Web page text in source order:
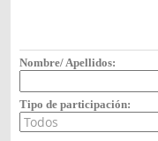
Nombre/ Apellidos:
Tipo de participación: